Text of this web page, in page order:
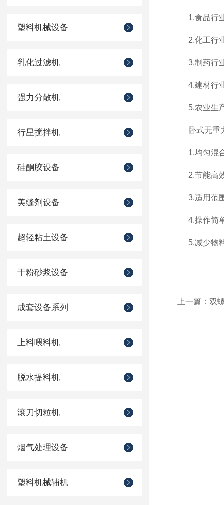
塑料机械设备
乳化过滤机
强力分散机
行星搅拌机
硅酮胶设备
美缝剂设备
超轻粘土设备
干粉砂浆设备
成套设备系列
上料喂料机
脱水提料机
滚刀切粒机
烟气处理设备
塑料机械辅机
1.食品行业
2.化工行业
3.制药行业
4.建材行业
5.农业生产
卧式无重力
1.均匀混合
2.节能高效
3.适用范围
4.操作简单
5.减少物料
上一篇： 双